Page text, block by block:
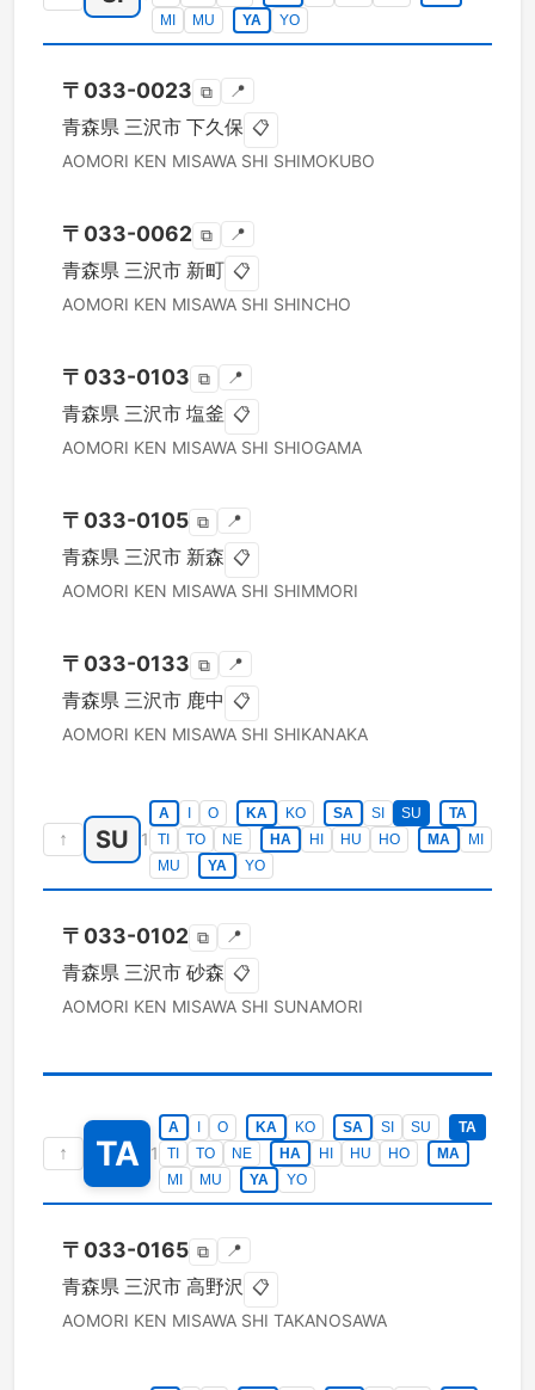
MI
MU YA YO
〒 033-0023 ⧉ 📍
青森県 三沢市 下久保 📋
AOMORI KEN MISAWA SHI SHIMOKUBO
〒 033-0062 ⧉ 📍
青森県 三沢市 新町 📋
AOMORI KEN MISAWA SHI SHINCHO
〒 033-0103 ⧉ 📍
青森県 三沢市 塩釜 📋
AOMORI KEN MISAWA SHI SHIOGAMA
〒 033-0105 ⧉ 📍
青森県 三沢市 新森 📋
AOMORI KEN MISAWA SHI SHIMMORI
〒 033-0133 ⧉ 📍
青森県 三沢市 鹿中 📋
AOMORI KEN MISAWA SHI SHIKANAKA
↑ SU 1
A O KA KO SA SI SU
TA
TI
TO NE HA HI HU HO MA
MI
MU
YA YO
〒 033-0102 ⧉ 📍
青森県 三沢市 砂森 📋
AOMORI KEN MISAWA SHI SUNAMORI
↑ TA 1
A O KA KO SA SI SU
TA
TI
TO NE HA HI HU HO
MA
MI
MU YA YO
〒 033-0165 ⧉ 📍
青森県 三沢市 高野沢 📋
AOMORI KEN MISAWA SHI TAKANOSAWA